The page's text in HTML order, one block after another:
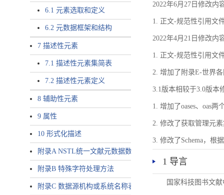
6.1 元素选取和定义
6.2 元数据框架和结构
7 描述性元素
7.1 描述性元素集简表
7.2 描述性元素定义
8 辅助性元素
9 属性
10 形式化描述
附录A NSTL统一文献元数据数据唯一标识符规则
附录B 特殊字符处理方法
附录C 数据源机构或系统名称表
2022年6月27日修改内
1. 正文-规范性引用文
2022年4月21日修改内
1. 正文-规范性引用文
2. 增加了附录E-世界
3.1版本相较于3.0版本
1. 增加了oases、oas
2. 修改了获取管理元
3. 修改了Schema，根
1 导言
国家科技图书文